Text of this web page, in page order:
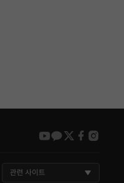
youtube
kakao
twitter
관련 사이트